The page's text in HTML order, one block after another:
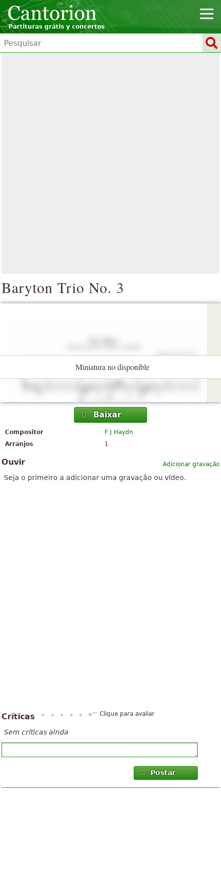
Partituras grátis y concertos
Baryton Trio No. 3
Miniatura no disponible
Baixar
Compositor
F J Haydn
Arranjos
1
Adicionar gravação
Ouvir
Seja o primeiro a adicionar uma gravação ou vídeo.
Críticas Clique para avaliar
Sem críticas ainda
Postar